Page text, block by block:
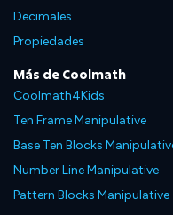
Decimales
Propiedades
Más de Coolmath
Coolmath4Kids
Ten Frame Manipulative
Base Ten Blocks
Number Line Manipulative
Pattern Blocks Manipulative